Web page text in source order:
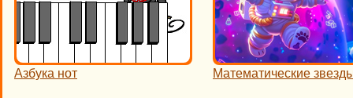
Азбука нот Математические